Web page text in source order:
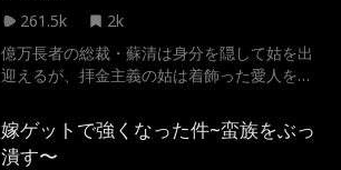
261.5k
2k
億万長者の総裁・蘇清は身分を隠して姑を出
迎えるが、拝金主義の姑は着飾った愛人を嫁
辱する。
嫁ゲットで強くなった件~蛮族をぶっ
潰す〜